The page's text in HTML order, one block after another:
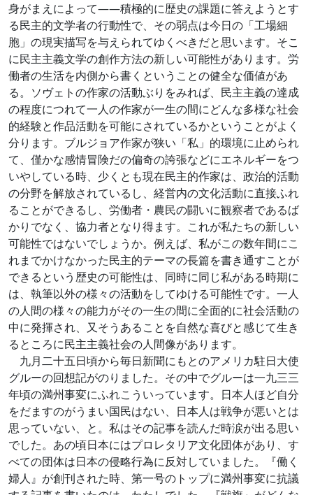
身がまえによって――積極的に歴史の課題に答えようとす
る民主的文学者の行動性で、その弱点は今日の「工場細
胞」の現実描写を与えられてゆくべきだと思います。そこ
に民主主義文学の創作方法の新しい可能性があります。労
働者の生活を内側から書くということの健全な価値があ
る。ソヴェトの作家の活動ぶりをみれば、民主主義の達成
の程度につれて一人の作家が一生の間にどんな多様な社会
的経験と作品活動を可能にされているかということがよく
分ります。ブルジョア作家が狭い「私」的環境に止められ
て、僅かな感情冒険だの偏奇の誇張などにエネルギーをつ
いやしている時、少くとも現在民主的作家は、政治的活動
の分野を解放されているし、経営内の文化活動に直接ふれ
ることができるし、労働者・農民の闘いに観察者であるば
かりでなく、協力者となり得ます。これが私たちの新しい
可能性ではないでしょうか。例えば、私がこの数年間にこ
れまでかけなかった民主的テーマの長篇を書き通すことが
できるという歴史の可能性は、同時に同じ私がある時期に
は、執筆以外の様々の活動をしてゆける可能性です。一人
の人間の様々の能力がその一生の間に全面的に社会活動の
中に発揮され、又そうあることを自然な喜びと感じて生き
るところに民主主義社会の人間像があります。
九月二十五日頃から毎日新聞にもとのアメリカ駐日大使
グルーの回想記がのりました。その中でグルーは一九三三
年頃の満州事変にふれこういっています。日本人ほど自分
をだますのがうまい国民はない、日本人は戦争が悪いとは
思っていない、と。私はその記事を読んだ時涙が出る思い
でした。あの頃日本にはプロレタリア文化団体があり、す
べての団体は日本の侵略行為に反対していました。『働く
婦人』が創刊された時、第一号のトップに満州事変に抗議